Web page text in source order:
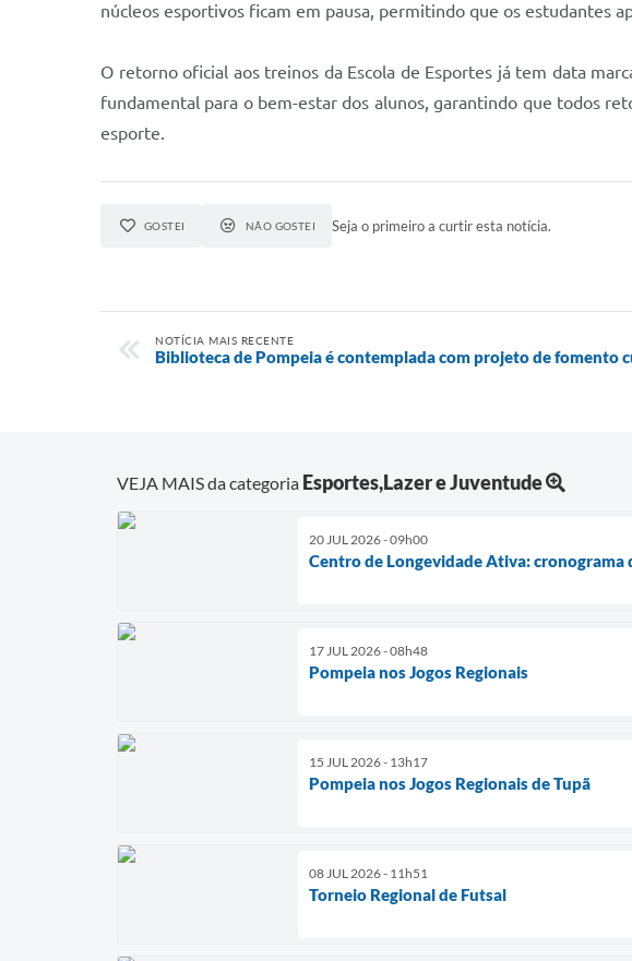
núcleos esportivos ficam em pausa, permitindo que os estudantes
O retorno oficial aos treinos da Escola de Esportes já tem data
fundamental para o bem-estar dos alunos, garantindo que todos
esporte.
GOSTEI NÃO GOSTEI Seja o primeiro a curtir esta notícia.
NOTÍCIA MAIS RECENTE
Biblioteca de Pompeia é contemplada com projeto de fomento
VEJA MAIS da categoria Esportes,Lazer e Juventude
20 JUL 2026 - 09h00
Centro de Longevidade Ativa: cronograma
17 JUL 2026 - 08h48
Pompeia nos Jogos Regionais
15 JUL 2026 - 13h17
Pompeia nos Jogos Regionais de Tupã
08 JUL 2026 - 11h51
Torneio Regional de Futsal